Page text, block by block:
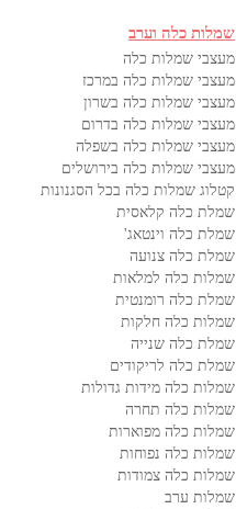
שמלות כלה וערב
מעצבי שמלות כלה
מעצבי שמלות כלה במרכז
מעצבי שמלות כלה בשרון
מעצבי שמלות כלה בדרום
מעצבי שמלות כלה בשפלה
מעצבי שמלות כלה בירושלים
קטלוג שמלות כלה בכל הסגנונות
שמלת כלה קלאסית
שמלת כלה וינטאג'
שמלת כלה צנועה
שמלות כלה למלאות
שמלת כלה רומנטית
שמלות כלה חלקות
שמלת כלה שנייה
שמלת כלה לריקודים
שמלות כלה מידות גדולות
שמלות כלה תחרה
שמלות כלה מפוארות
שמלות כלה נפוחות
שמלות כלה צמודות
שמלות ערב